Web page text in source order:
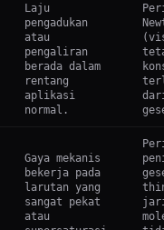
Laju
pengadukan
atau
pengaliran
berada dalam
rentang
aplikasi
normal.
Gaya mekanis
bekerja pada
larutan yang
sangat pekat
atau